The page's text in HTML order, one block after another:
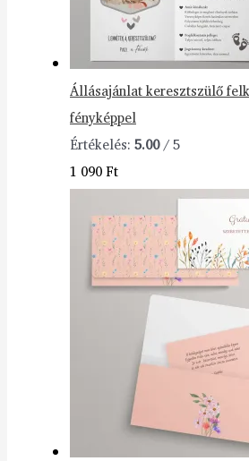
Állásajánlat keresztszülő
fényképpel
Értékelés: 5.00/ 5
1 090Ft